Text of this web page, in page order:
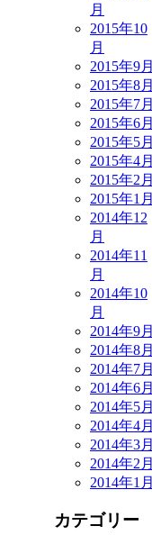
月
2015年10
月
2015年9月
2015年8月
2015年7月
2015年6月
2015年5月
2015年4月
2015年2月
2015年1月
2014年12
月
2014年11
月
2014年10
月
2014年9月
2014年8月
2014年7月
2014年6月
2014年5月
2014年4月
2014年3月
2014年2月
2014年1月
カテゴリー